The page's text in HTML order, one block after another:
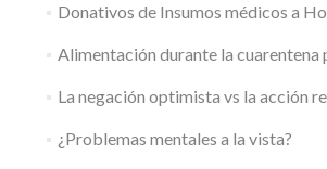
Donativos de Insumos médicos a
Alimentación durante la
La negación optimista vs la acción
¿Problemas mentales a la vista?